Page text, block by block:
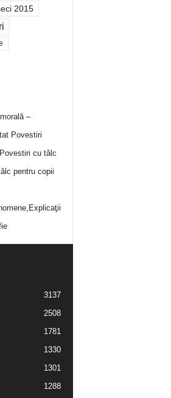
2015
–
Povestiri
cu tâlc
pentru copii
3137
2508
1781
1330
1301
1288